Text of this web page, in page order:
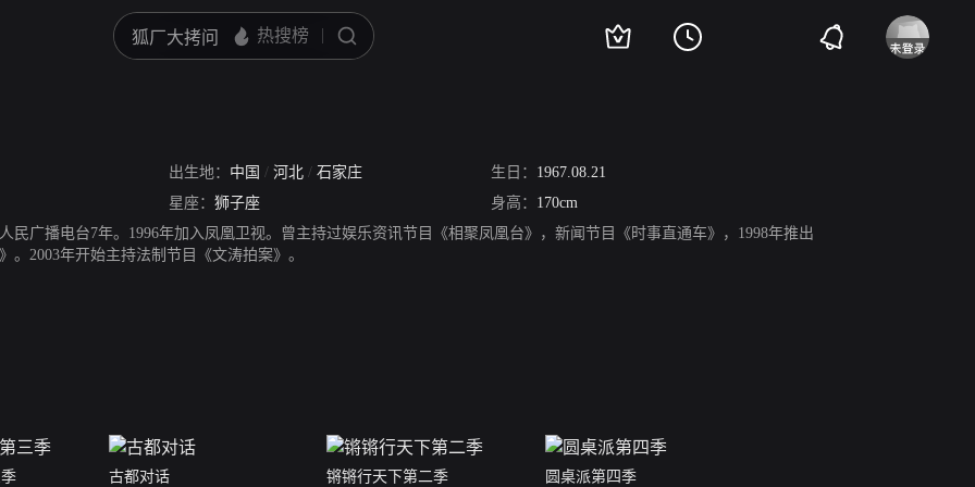
出生地： 中国 / 河北 / 石家庄 生日： 1967.08.21
星座： 狮子座 身高： 170cm
民广播电台7年。1996年加入凤凰卫视。曾主持过娱乐资讯节目《相聚凤凰台》，新闻节目《时事直通车》，1998年推出
。2003年开始主持法制节目《文涛拍案》。
古都对话 锵锵行天下第二季 圆桌派第四季